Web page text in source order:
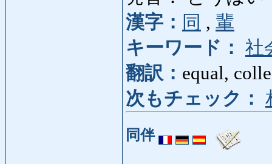
漢字： 同 , 輩
キーワード： 社
翻訳： equal,
次もチェック：
同伴